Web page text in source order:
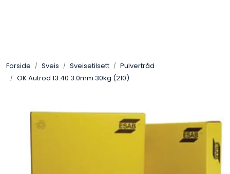
Forside Sveis Sveisetilsett
Pulvertråd
OK Autrod 13.40 3.0mm 30kg (210)
Pakning
Automasjon
Slitasjeteknikk